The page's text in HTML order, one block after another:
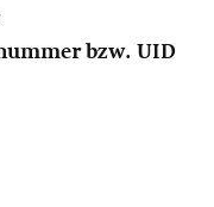
bzw. UID